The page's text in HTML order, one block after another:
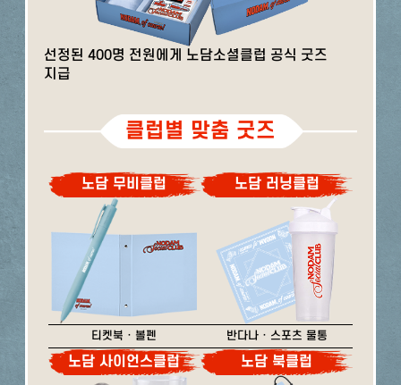
선정된 400명 전원에게 노담소셜클럽 공식 굿즈
지급
클럽별 맞춤 굿즈
노담 무비클럽
티켓북 · 볼펜
노담 러닝클럽
반다나 · 스포츠 물통
노담 사이언스클럽 노담 북클럽